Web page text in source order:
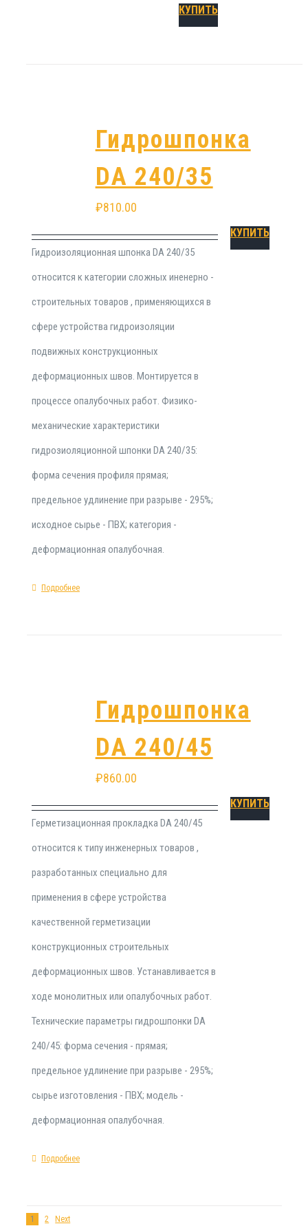
КУПИТЬ
Гидрошпонка
DA 240/35
₽810.00
Гидроизоляционная шпонка DA 240/35
относится к категории сложных иненерно -
строительных товаров , применяющихся в
сфере устройства гидроизоляции
подвижных конструкционных
деформационных швов. Монтируется в
процессе опалубочных работ. Физико-
механические характеристики
гидрозиоляционной шпонки DA 240/35:
форма сечения профиля прямая;
предельное удлинение при разрыве - 295%;
исходное сырье - ПВХ; категория -
деформационная опалубочная.
Подробнее
КУПИТЬ
Гидрошпонка
DA 240/45
₽860.00
Герметизационная прокладка DA 240/45
относится к типу инженерных товаров ,
разработанных специально для
применения в сфере устройства
качественной герметизации
конструкционных строительных
деформационных швов. Устанавливается в
ходе монолитных или опалубочных работ.
Технические параметры гидрошпонки DA
240/45: форма сечения - прямая;
предельное удлинение при разрыве - 295%;
сырье изготовления - ПВХ; модель -
деформационная опалубочная.
Подробнее
КУПИТЬ
1 2 Next